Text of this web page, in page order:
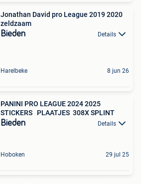
Jonathan David pro League 2019 2020
zeldzaam
Bieden Details
Harelbeke 8 jun 26
PANINI PRO LEAGUE 2024 2025
STICKERS PLAATJES 308X SPLINT
Bieden Details
Hoboken 29 jul 25